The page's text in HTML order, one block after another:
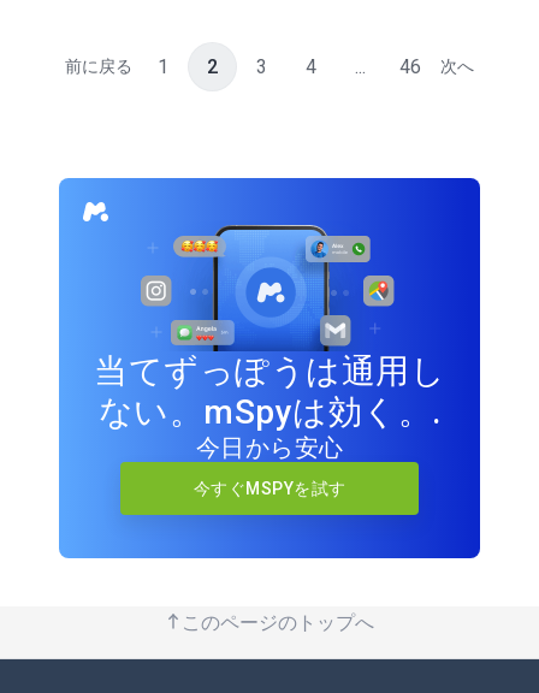
前に戻る 1 2 3 4 ... 46 次へ
当てずっぽうは通用し
ない。mSpyは効く。.
今日から安心
今すぐMSPYを試す
このページのトップへ